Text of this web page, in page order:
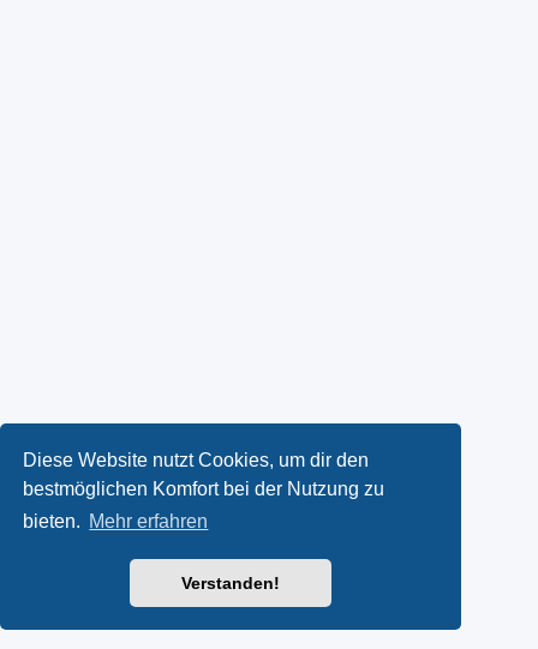
Diese Website nutzt Cookies, um dir den
bestmöglichen Komfort bei der Nutzung zu
bieten. Mehr erfahren
Verstanden!